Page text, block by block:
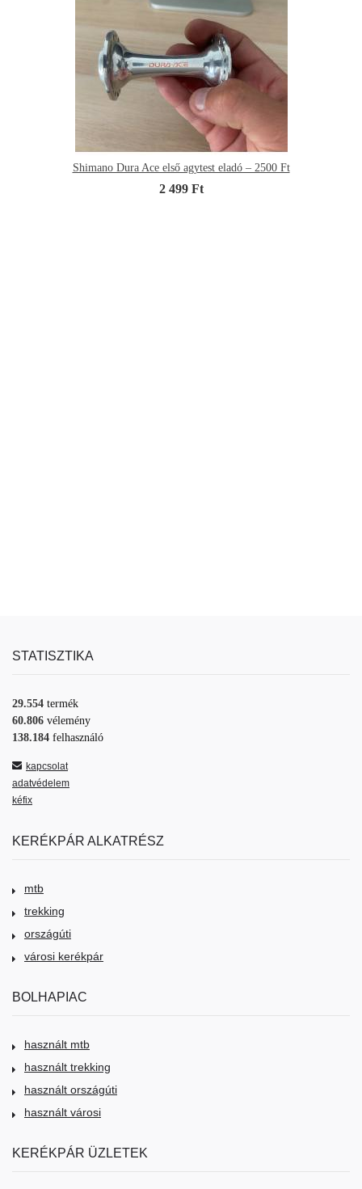
Shimano Dura Ace első agytest eladó – 2500 Ft
2 499 Ft
STATISZTIKA
29.554 termék
60.806 vélemény
138.184 felhasználó
kapcsolat
adatvédelem
kéfix
KERÉKPÁR ALKATRÉSZ
mtb
trekking
országúti
városi kerékpár
BOLHAPIAC
használt mtb
használt trekking
használt országúti
használt városi
KERÉKPÁR ÜZLETEK